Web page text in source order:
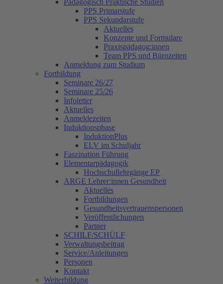
Pädagogisch Praktische Studien
PPS Primarstufe
PPS Sekundarstufe
Aktuelles
Konzepte und Formulare
Praxispädagog:innen
Team PPS und Bürozeiten
Anmeldung zum Studium
Fortbildung
Seminare 26/27
Seminare 25/26
Infoletter
Aktuelles
Anmeldezeiten
Induktionsphase
InduktionPlus
ELV im Schuljahr
Faszination Führung
Elementarpädagogik
Hochschullehrgänge EP
ARGE Lehrer:innen Gesundheit
Aktuelles
Fortbildungen
Gesundheitsvertrauenspersonen
Veröffentlichungen
Partner
SCHILF/SCHÜLF
Verwaltungsbeitrag
Service/Anleitungen
Personen
Kontakt
Weiterbildung